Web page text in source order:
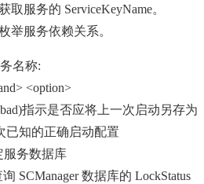
服务的 ServiceKeyName。
服务依赖关系。
名称:
<option>
指示是否应将上一次启动另存为
正确启动配置
务数据库
数据库的 LockStatus